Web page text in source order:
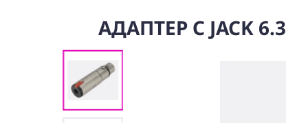
АДАПТЕР С JACK